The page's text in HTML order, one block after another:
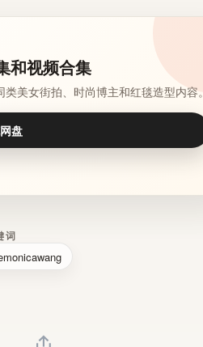
和视频合集
美女街拍、时尚博主和红毯造型内容。
盘
词